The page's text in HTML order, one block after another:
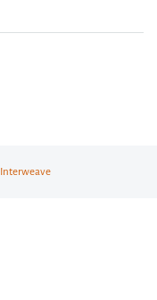
Interweave